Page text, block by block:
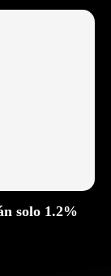
solo 1.2%